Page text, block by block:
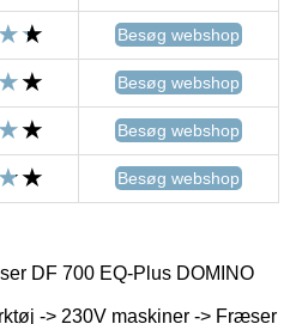
Besøg webshop
Besøg webshop
Besøg webshop
Besøg webshop
DF 700 EQ-Plus DOMINO
-> 230V maskiner -> Fræser